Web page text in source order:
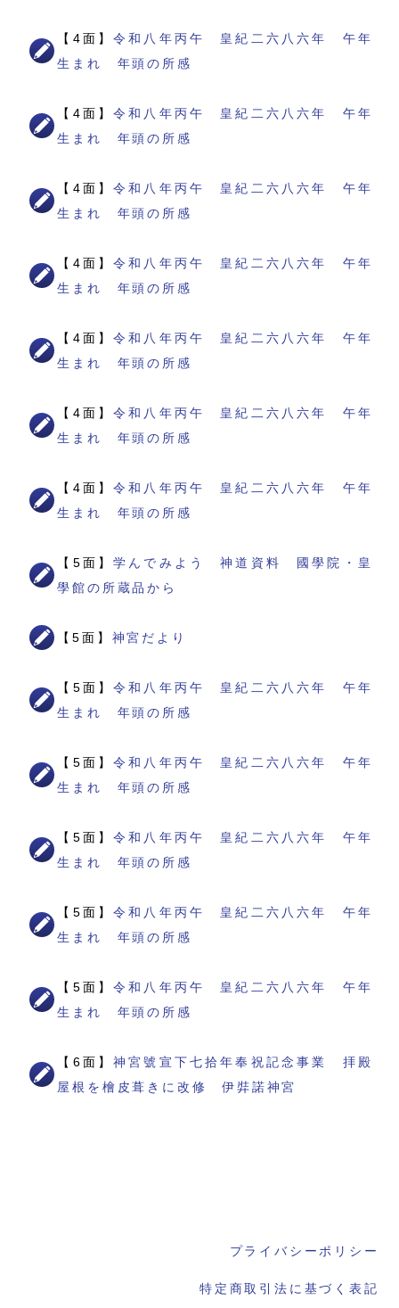
【4面】令和八年丙午 皇紀二六八六年 午年
生まれ 年頭の所感
【4面】令和八年丙午 皇紀二六八六年 午年
生まれ 年頭の所感
【4面】令和八年丙午 皇紀二六八六年 午年
生まれ 年頭の所感
【4面】令和八年丙午 皇紀二六八六年 午年
生まれ 年頭の所感
【4面】令和八年丙午 皇紀二六八六年 午年
生まれ 年頭の所感
【4面】令和八年丙午 皇紀二六八六年 午年
生まれ 年頭の所感
【4面】令和八年丙午 皇紀二六八六年 午年
生まれ 年頭の所感
【5面】学んでみよう 神道資料 國學院・皇
學館の所蔵品から
【5面】 神宮だより
【5面】令和八年丙午 皇紀二六八六年 午年
生まれ 年頭の所感
【5面】令和八年丙午 皇紀二六八六年 午年
生まれ 年頭の所感
【5面】令和八年丙午 皇紀二六八六年 午年
生まれ 年頭の所感
【5面】令和八年丙午 皇紀二六八六年 午年
生まれ 年頭の所感
【5面】令和八年丙午 皇紀二六八六年 午年
生まれ 年頭の所感
【6面】神宮號宣下七拾年奉祝記念事業 拝殿
屋根を檜皮葺きに改修 伊弉諾神宮
プライバシーポリシー
特定商取引法に基づく表記